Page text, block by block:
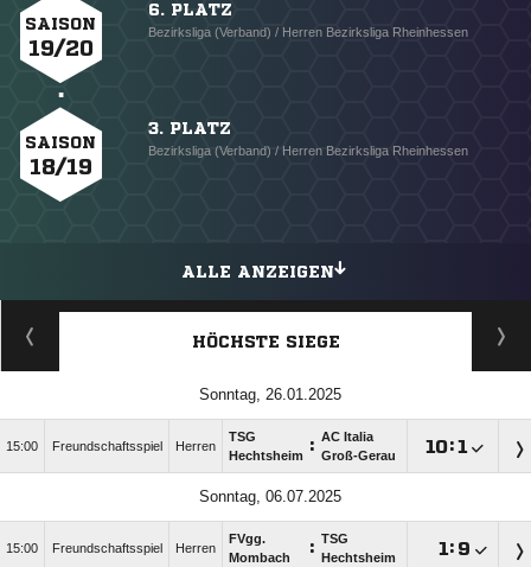
SAISON
19/20
6. PLATZ
Bezirksliga (Verband) / Herren Bezirksliga Rheinhessen
SAISON
18/19
3. PLATZ
Bezirksliga (Verband) / Herren Bezirksliga Rheinhessen
ALLE ANZEIGEN
HÖCHSTE SIEGE
Sonntag, 26.01.2025
15:00 Freundschaftsspiel Herren
TSG
Hechtsheim : AC Italia
Groß-Gerau
:
Sonntag, 06.07.2025
15:00 Freundschaftsspiel Herren
FVgg.
Mombach
: TSG
Hechtsheim
: 